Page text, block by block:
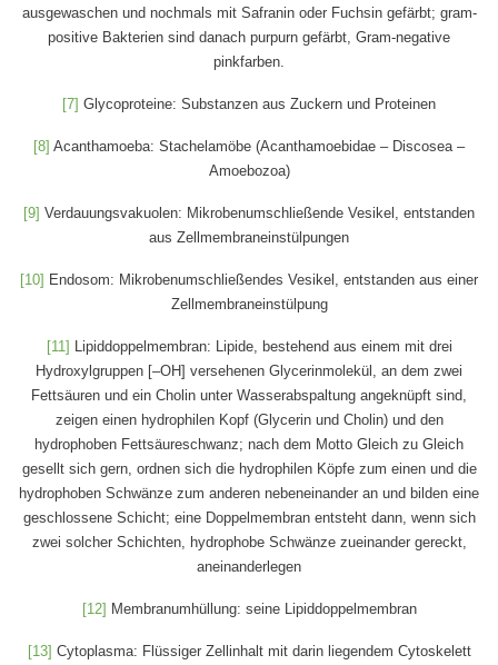
ausgewaschen und nochmals mit Safranin oder Fuchsin gefärbt; gram-
positive Bakterien sind danach purpurn gefärbt, Gram-negative
pinkfarben.
[7] Glycoproteine: Substanzen aus Zuckern und Proteinen
[8] Acanthamoeba: Stachelamöbe (Acanthamoebidae – Discosea –
Amoebozoa)
[9] Verdauungsvakuolen: Mikrobenumschließende Vesikel, entstanden
aus Zellmembraneinstülpungen
[10] Endosom: Mikrobenumschließendes Vesikel, entstanden aus einer
Zellmembraneinstülpung
[11] Lipiddoppelmembran: Lipide, bestehend aus einem mit drei
Hydroxylgruppen [–OH] versehenen Glycerinmolekül, an dem zwei
Fettsäuren und ein Cholin unter Wasserabspaltung angeknüpft sind,
zeigen einen hydrophilen Kopf (Glycerin und Cholin) und den
hydrophoben Fettsäureschwanz; nach dem Motto Gleich zu Gleich
gesellt sich gern, ordnen sich die hydrophilen Köpfe zum einen und die
hydrophoben Schwänze zum anderen nebeneinander an und bilden eine
geschlossene Schicht; eine Doppelmembran entsteht dann, wenn sich
zwei solcher Schichten, hydrophobe Schwänze zueinander gereckt,
aneinanderlegen
[12] Membranumhüllung: seine Lipiddoppelmembran
[13] Cytoplasma: Flüssiger Zellinhalt mit darin liegendem Cytoskelett